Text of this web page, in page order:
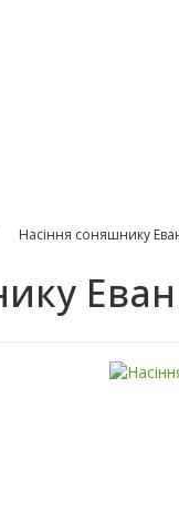
Насіння соняшнику
Еван